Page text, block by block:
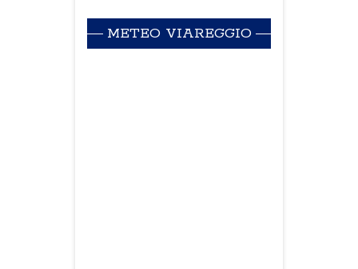
METEO VIAREGGIO